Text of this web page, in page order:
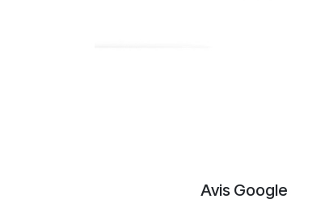
Avis Google